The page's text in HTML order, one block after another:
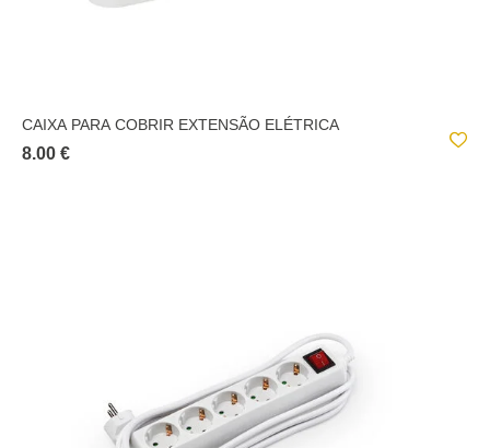
CAIXA PARA COBRIR EXTENSÃO ELÉTRICA
8.00 €